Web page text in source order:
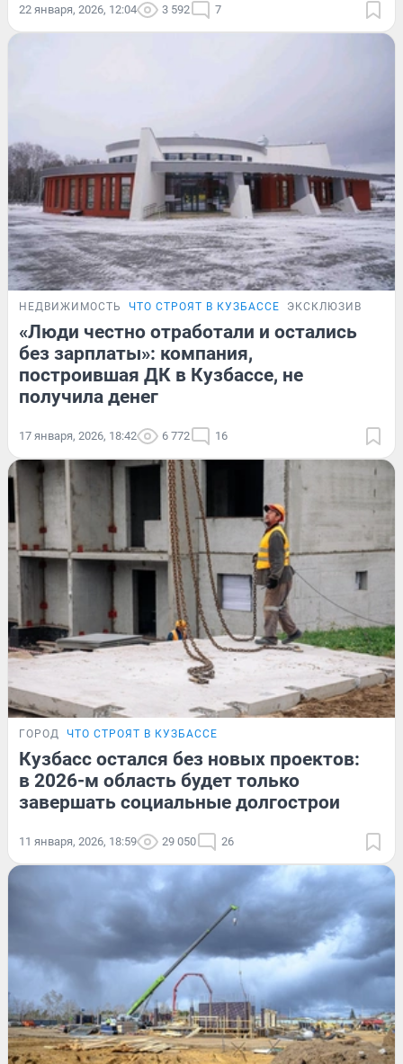
22 января, 2026, 12:04 3 592 7
НЕДВИЖИМОСТЬ ЧТО СТРОЯТ В КУЗБАССЕ ЭКСКЛЮЗИВ
«Люди честно отработали и остались
без зарплаты»: компания,
построившая ДК в Кузбассе, не
получила денег
17 января, 2026, 18:42 6 772 16
ГОРОД ЧТО СТРОЯТ В КУЗБАССЕ
Кузбасс остался без новых проектов:
в 2026-м область будет только
завершать социальные долгострои
11 января, 2026, 18:59 29 050 26